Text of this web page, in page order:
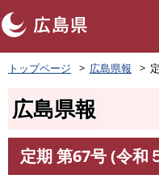
ペ
ー
頭
す
トップページ 広島県報
広島県報
文
定期 第67号 (令和